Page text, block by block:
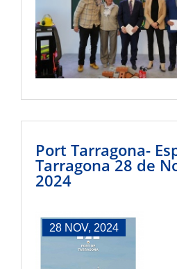
Port Tarragona-
Tarragona 28 de
2024
28 NOV, 2024